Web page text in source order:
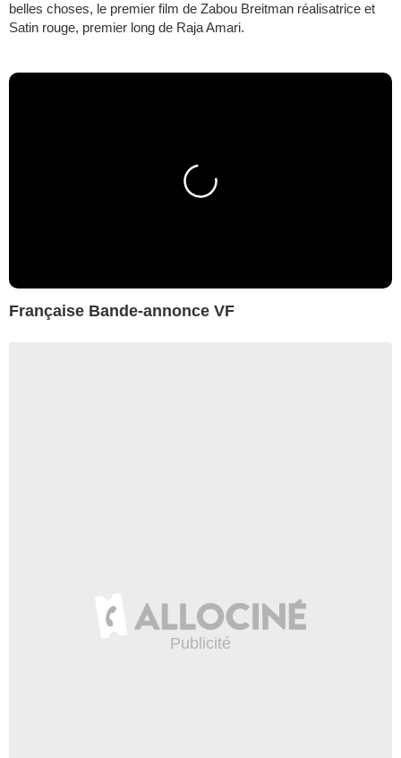
belles choses, le premier film de Zabou Breitman réalisatrice et
Satin rouge, premier long de Raja Amari.
Française Bande-annonce VF